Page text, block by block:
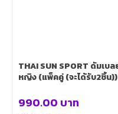
THAI SUN SPORT ดัมเบลยาง 3kg Dumbbells ดัมเบลล์ผู้
หญิง (แพ็คคู่ (จะได้รับ2ชิ้น))
990.00 บาท